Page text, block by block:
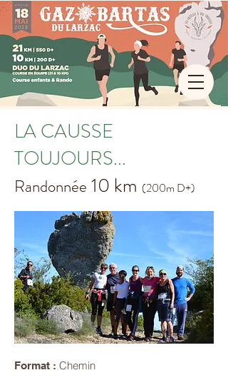
LA CAUSSE
TOUJOURS...
Randonnée 10 km (200m D+)
Format : Chemin